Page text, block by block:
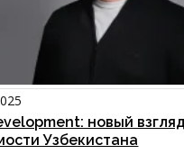
новый
Узбекистана